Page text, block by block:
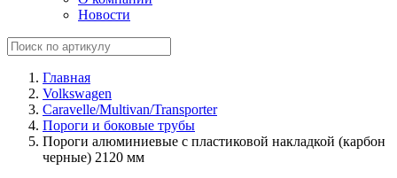
Новости
Главная
Volkswagen
Caravelle/Multivan/Transporter
Пороги и боковые трубы
Пороги алюминиевые с пластиковой накладкой (карбон
черные) 2120 мм